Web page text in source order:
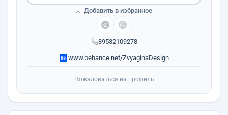
89532109278
www.behance.net/ZvyaginaDesign
Добавить в избранное
Пожаловаться на профиль